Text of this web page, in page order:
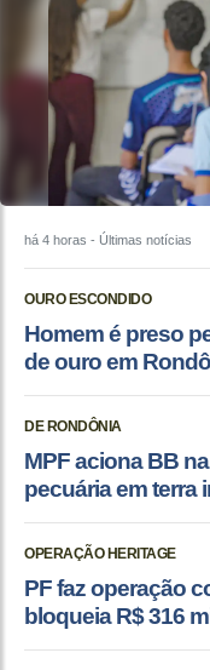
há 4 horas - Últimas notícias
OURO ESCONDIDO
Homem é preso
de ouro em
DE RONDÔNIA
MPF aciona BB
pecuária em terra
OPERAÇÃO HERITAGE
PF faz operação
bloqueia R$ 316